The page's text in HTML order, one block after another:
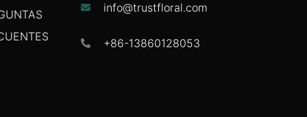
info@trustfloral.com
+86-13860128053